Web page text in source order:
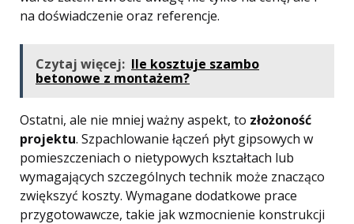
na doświadczenie oraz referencje.
Czytaj więcej: Ile kosztuje szambo
betonowe z montażem?
Ostatni, ale nie mniej ważny aspekt, to złożoność
projektu. Szpachlowanie łączeń płyt gipsowych w
pomieszczeniach o nietypowych kształtach lub
wymagających szczególnych technik może znacząco
zwiększyć koszty. Wymagane dodatkowe prace
przygotowawcze, takie jak wzmocnienie konstrukcji